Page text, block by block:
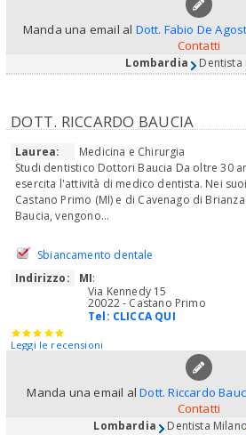
Manda una email al Dott. Fabio De
Contatti
Lombardia
DOTT. RICCARDO BAUCIA
Laurea:
Medicina e Chirurgia
Studi dentistico Dottori Baucia Da oltre 30
esercita l'attività di medico dentista. Nei
Castano Primo (MI) e di Cavenago di
Baucia, vengono...
Sbiancamento dentale
Indirizzo:
MI:
Via Kennedy 15
20022 - Castano Primo
Tel: CLICCA QUI
Leggi le recensioni
Manda una email alDott. Riccardo
Contatti
Lombardia Dentista